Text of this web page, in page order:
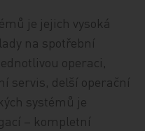
je jejich vysoká
na spotřební
operaci,
servis, delší operační
systémů je
– kompletní